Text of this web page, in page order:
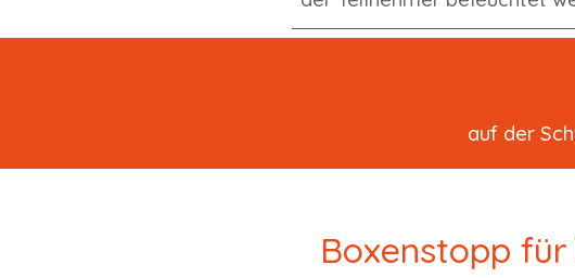
auf der
Boxenstopp